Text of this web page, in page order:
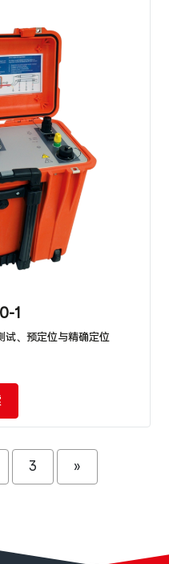
1
试、预定位与精确定位
3 »